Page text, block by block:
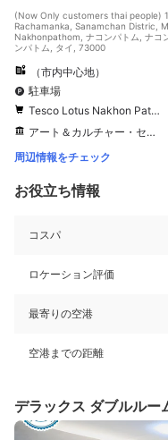
(Now Only customers thai people)
Rachamanka, Sanamchan Distric,
Nakhonpathom, ナコンパトム, ナコ
ンパトム, タイ, 73000
（市内中心地）
駐車場
Tesco Lotus Nakhon Pathom
アート＆カルチャー・センター
周辺情報をチェック
お役立ち情報
コスパ
ロケーション評価
最寄りの空港
空港までの距離
デラックス ダブルル